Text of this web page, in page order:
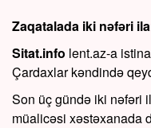
Zaqatalada iki nəfəri
Sitat.info lent.az-a
Çardaxlar kəndində
Son üç gündə iki nəfəri
müalicəsi xəstəxanada